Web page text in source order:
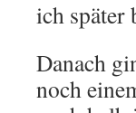
ich später
Danach
noch